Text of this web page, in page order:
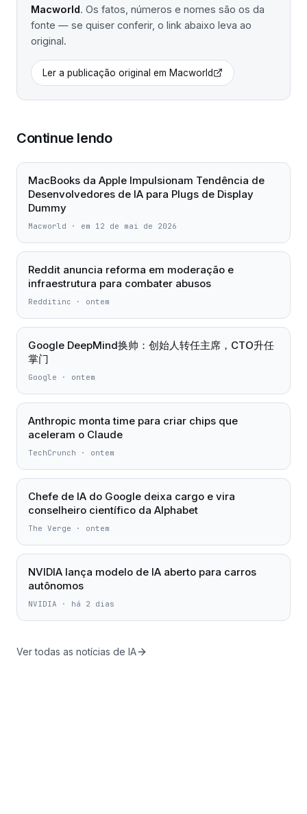
Macworld. Os fatos, números e nomes são os da
fonte — se quiser conferir, o link abaixo leva ao
original.
Ler a publicação original em Macworld
Continue lendo
MacBooks da Apple Impulsionam Tendência de
Desenvolvedores de IA para Plugs de Display
Dummy
Macworld · em 12 de mai de 2026
Reddit anuncia reforma em moderação e
infraestrutura para combater abusos
Redditinc · ontem
Google DeepMind换帅：创始人转任主席，CTO升任
掌门
Google · ontem
Anthropic monta time para criar chips que
aceleram o Claude
TechCrunch · ontem
Chefe de IA do Google deixa cargo e vira
conselheiro científico da Alphabet
The Verge · ontem
NVIDIA lança modelo de IA aberto para carros
autônomos
NVIDIA · há 2 dias
Ver todas as notícias de IA